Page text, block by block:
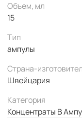
Объем, мл
15
Тип
ампулы
Страна-
Швейцария
Категория
Концентраты В